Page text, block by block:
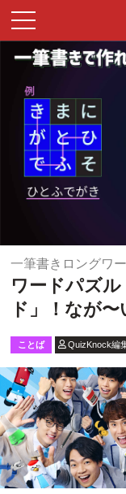
一筆書きロングワ
ワードパズ
ド」！なが
ことば QuizKnock編